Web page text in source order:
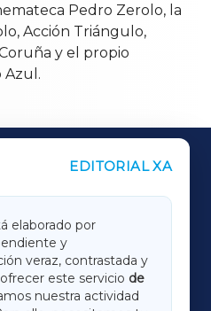
Pedro Zerolo, la
Acción Triángulo,
y el propio
Azul.
EDITORIAL XA
elaborado por
y
veraz, contrastada y
este servicio de
nuestra actividad